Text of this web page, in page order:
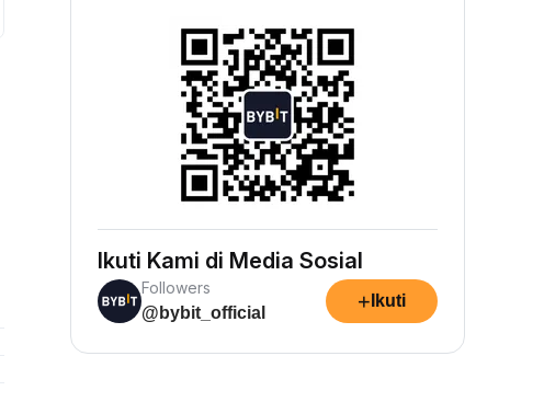
Ikuti Kami di Media Sosial
Followers
@bybit_official
+ Ikuti